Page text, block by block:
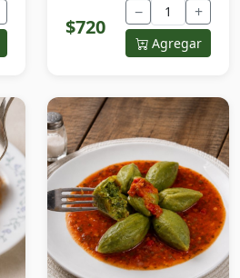
$720
− +
Agregar